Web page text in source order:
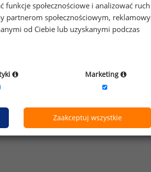
społecznościowe i analizować
partnerom społecznościowym,
od Ciebie lub uzyskanymi podczas
Marketing
Zaakceptuj wszystkie